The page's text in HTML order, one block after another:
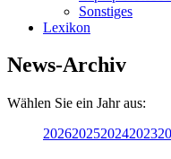
Sonstiges
Lexikon
News-Archiv
Wählen Sie ein Jahr aus:
2026202520242023